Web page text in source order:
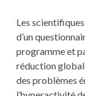
Les
d’un
programme et
réduction
des problèmes